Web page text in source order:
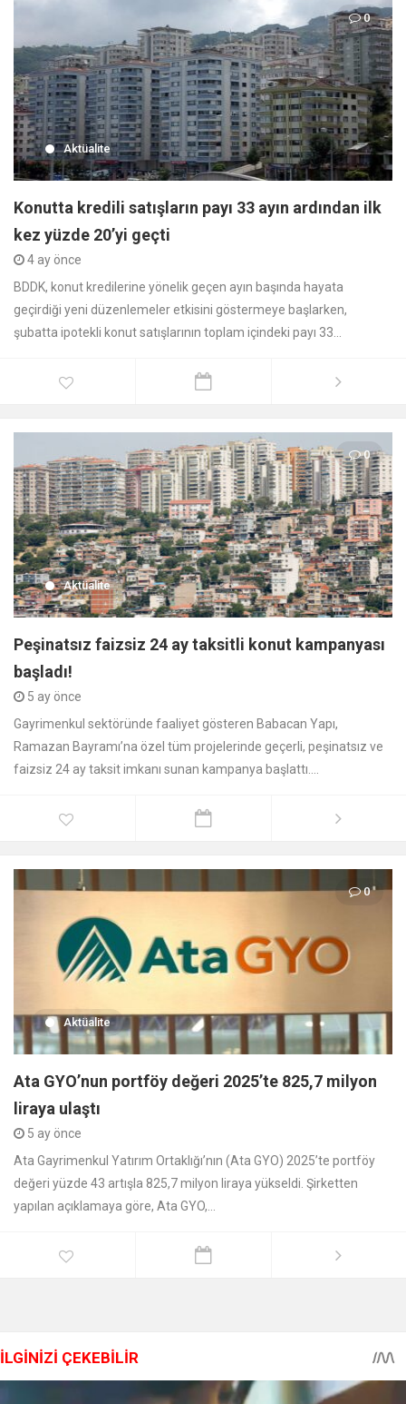
0
Aktüalite
Konutta kredili satışların payı 33 ayın ardından ilk
kez yüzde 20’yi geçti
4 ay önce
BDDK, konut kredilerine yönelik geçen ayın başında hayata
geçirdiği yeni düzenlemeler etkisini göstermeye başlarken,
şubatta ipotekli konut satışlarının toplam içindeki payı 33...
0
Aktüalite
Peşinatsız faizsiz 24 ay taksitli konut kampanyası
başladı!
5 ay önce
Gayrimenkul sektöründe faaliyet gösteren Babacan Yapı,
Ramazan Bayramı’na özel tüm projelerinde geçerli, peşinatsız ve
faizsiz 24 ay taksit imkanı sunan kampanya başlattı....
0
Aktüalite
Ata GYO’nun portföy değeri 2025’te 825,7 milyon
liraya ulaştı
5 ay önce
Ata Gayrimenkul Yatırım Ortaklığı’nın (Ata GYO) 2025’te portföy
değeri yüzde 43 artışla 825,7 milyon liraya yükseldi. Şirketten
yapılan açıklamaya göre, Ata GYO,...